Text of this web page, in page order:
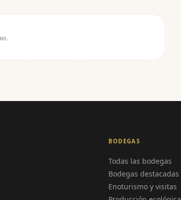
BODEGAS
Todas las bodegas
Bodegas destacadas
Enoturismo y visitas